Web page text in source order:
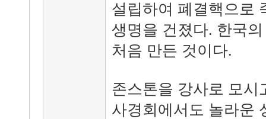
설립하여 폐결핵으로
생명을 건졌다. 한국
처음 만든 것이다.
존스톤을 강사로 모시
사경회에서도 놀라운